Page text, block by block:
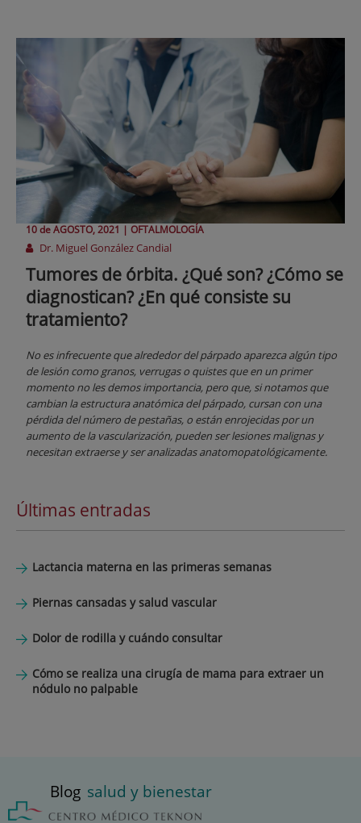
10 deAGOSTO, 2021 | OFTALMOLOGÍA
Dr. Miguel González Candial
Tumores de órbita. ¿Qué son? ¿Cómo se
diagnostican? ¿En qué consiste su
tratamiento?
No es infrecuente que alrededor del párpado aparezca algún tipo
de lesión como granos, verrugas o quistes que en un primer
momento no les demos importancia, pero que, si notamos que
cambian la estructura anatómica del párpado, cursan con una
pérdida del número de pestañas, o están enrojecidas por un
aumento de la vascularización, pueden ser lesiones malignas y
necesitan extraerse y ser analizadas anatomopatológicamente.
Últimas entradas
Lactancia materna en las primeras semanas
Piernas cansadas y salud vascular
Dolor de rodilla y cuándo consultar
Cómo se realiza una cirugía de mama para extraer un
nódulo no palpable
Blog salud y bienestar